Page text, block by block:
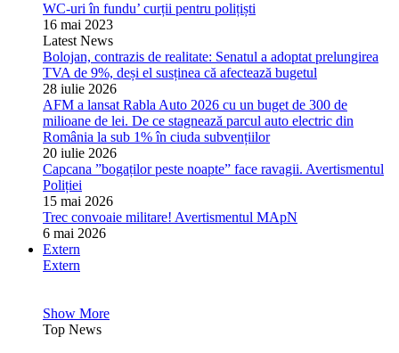
WC-uri în fundu’ curții pentru polițiști
16 mai 2023
Latest News
Bolojan, contrazis de realitate: Senatul a adoptat prelungirea
TVA de 9%, deși el susținea că afectează bugetul
28 iulie 2026
AFM a lansat Rabla Auto 2026 cu un buget de 300 de
milioane de lei. De ce stagnează parcul auto electric din
România la sub 1% în ciuda subvențiilor
20 iulie 2026
Capcana ”bogaților peste noapte” face ravagii. Avertismentul
Poliției
15 mai 2026
Trec convoaie militare! Avertismentul MApN
6 mai 2026
Extern
Extern
Show More
Top News